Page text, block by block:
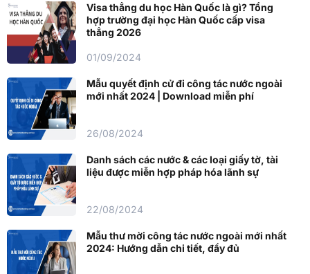
Visa thẳng du học Hàn Quốc là gì? Tổng
hợp trường đại học Hàn Quốc cấp visa
thẳng 2026
01/09/2024
Mẫu quyết định cử đi công tác nước ngoài
mới nhất 2024 | Download miễn phí
26/08/2024
Danh sách các nước & các loại giấy tờ, tài
liệu được miễn hợp pháp hóa lãnh sự
22/08/2024
Mẫu thư mời công tác nước ngoài mới nhất
2024: Hướng dẫn chi tiết, đầy đủ